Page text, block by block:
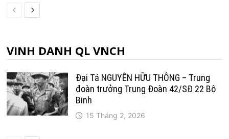
VINH DANH QL VNCH
Đại Tá NGUYỄN HỮU THÔNG – Trung
đoàn trưởng Trung Ðoàn 42/SÐ 22 Bộ
Binh
15 Tháng 2, 2026